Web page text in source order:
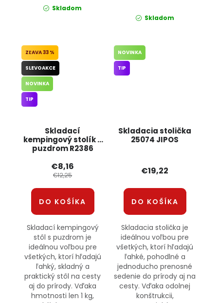
Skladom
Skladom
Skladací
kempingový stolík s
puzdrom R2386
33 %
SLEVOAKCE
NOVINKA
TIP
€8,16
€12,25
DO KOŠÍKA
Skladací kempingový
stôl s puzdrom je
ideálnou voľbou pre
všetkých, ktorí hľadajú
ľahký, skladný a
praktický stôl na cesty
aj do prírody. Vďaka
hmotnosti len 1 kg,
Skladacia stolička
25074 JIPOS
NOVINKA
TIP
€19,22
DO KOŠÍKA
Skladacia stolička je
ideálnou voľbou pre
všetkých, ktorí hľadajú
ľahké, pohodlné a
jednoducho prenosné
sedenie do prírody aj na
cesty. Vďaka odolnej
konštrukcii,